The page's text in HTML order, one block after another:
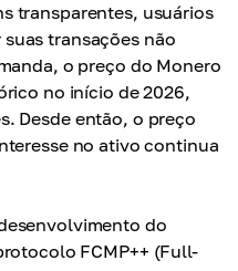
transparentes, usuários
transações não
o preço do Monero
no início de 2026,
Desde então, o preço
no ativo continua
do
FCMP++ (Full-